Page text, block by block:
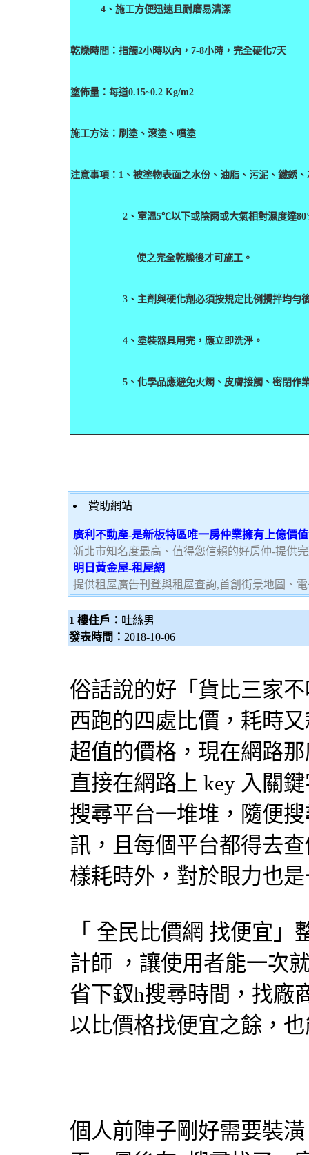
4 、施工方便迅速且耐磨易清潔
乾燥時間：指觸2小時以內，7-8小時，完全硬化7天
塗佈量：每道0.15~0.2 Kg/m2
施工方法：刷塗、滾塗、噴塗
注意事項： 1 、被塗物表面之水份、油脂、污泥、鐵銹
2 、室溫5℃以下或陰雨或大氣相對濕度達
使之完全乾燥後才可施工。
3 、主劑與硬化劑必須按規定比例攪拌均勻
4 、塗裝器具用完，應立即洗淨。
5 、化學品應避免火燭、皮膚接觸、密閉作
贊助網站
廣利不動產-是新板特區唯一房仲業擁有上億價
新北市知名度最高、值得您信賴的好房仲-提供
明日黃金屋-租屋網
提供租屋廣告刊登與租屋查詢,首創街景地圖、
1 樓住戶： 吐絲男
發表時間： 2018-10-06
俗話說的好「貨比三家
西跑的四處比價，耗時
超值的價格，現在網路
直接在網路上 key 入關
搜尋平台一堆堆，隨便
訊，且每個平台都得去
樣耗時外，對於眼力也
「 全民比價網 找便宜」
計師 ，讓使用者能一次
省下釵h搜尋時間，找廠
以比價格找便宜之餘，
個人前陣子剛好需要裝